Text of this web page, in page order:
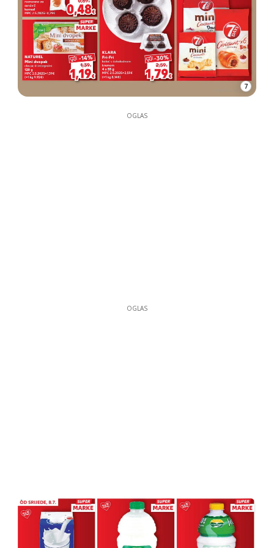
7
OGLAS
OGLAS